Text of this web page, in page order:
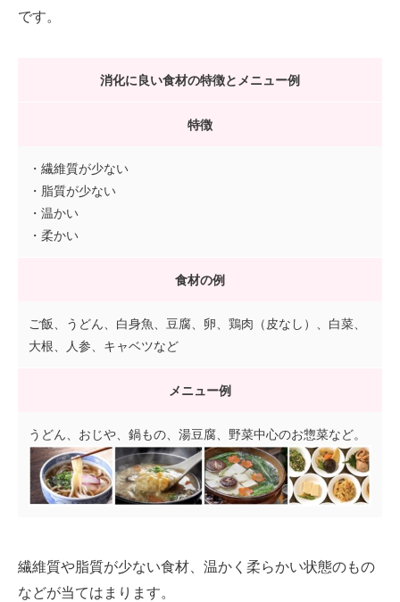
です。
消化に良い食材の特徴とメニュー例
特徴
・繊維質が少ない
・脂質が少ない
・温かい
・柔かい
食材の例
ご飯、うどん、白身魚、豆腐、卵、鶏肉（皮なし）、白菜、
大根、人参、キャベツなど
メニュー例
うどん、おじや、鍋もの、湯豆腐、野菜中心のお惣菜など。
繊維質や脂質が少ない食材、温かく柔らかい状態のもの
などが当てはまります。